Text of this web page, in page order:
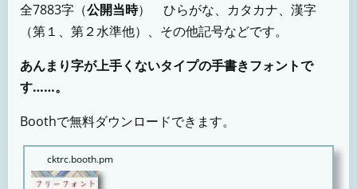
全7883字（公開当時） ひらがな、カタカナ、漢字
（第１、第２水準他）、その他記号などです。
あんまり字が上手くないタイプの手書きフォントで
す……。
Boothで無料ダウンロードできます。
cktrc.booth.pm